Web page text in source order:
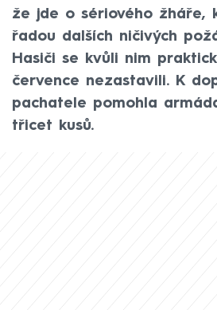
že jde o sériového žháře,
řadou dalších ničivých
Hasiči se kvůli nim
července nezastavili. K
pachatele pomohla
třicet kusů.